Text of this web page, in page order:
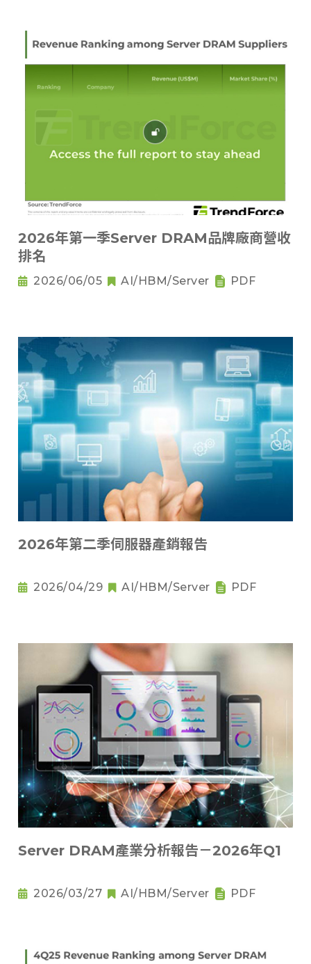
2026年第一季Server DRAM品牌廠商營收
排名
2026/06/05 AI/HBM/Server PDF
2026年第二季伺服器產銷報告
2026/04/29 AI/HBM/Server PDF
Server DRAM產業分析報告－2026年Q1
2026/03/27 AI/HBM/Server PDF